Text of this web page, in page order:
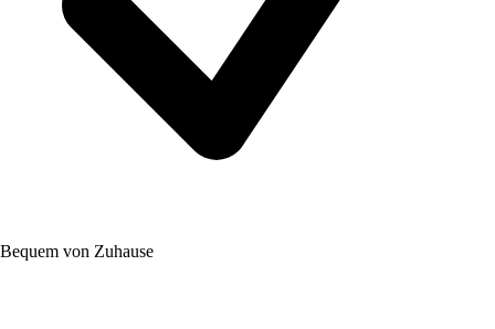
Bequem von Zuhause